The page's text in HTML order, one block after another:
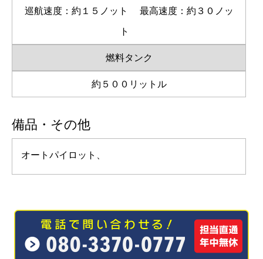
巡航速度：約１５ノット 最高速度：約３０ノッ
ト
燃料タンク
約５００リットル
備品・その他
オートパイロット、